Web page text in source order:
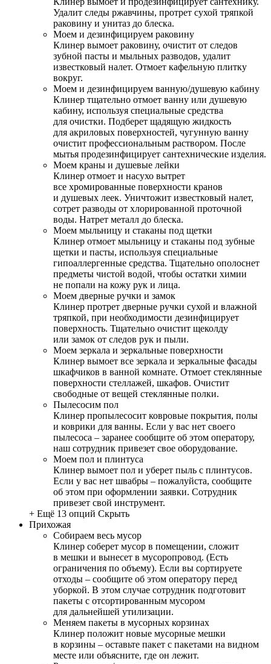
Удалит следы ржавчины, протрет сухой тряпкой
раковину и унитаз до блеска.
Моем и дезинфицируем раковину
Клинер вымоет раковину, очистит от следов
зубной пасты и мыльных разводов, удалит
известковый налет. Отмоет кафельную плитку
вокруг.
Моем и дезинфицируем ванную/душевую кабину
Клинер тщательно отмоет ванну или душевую
кабину, используя специальные средства
для очистки. Подберет щадящую жидкость
для акриловых поверхностей, чугунную ванну
очистит профессиональным раствором. После
мытья продезинфицирует сантехнические изделия.
Моем краны и душевые лейки
Клинер отмоет и насухо вытрет
все хромированные поверхности кранов
и душевых леек. Уничтожит известковый налет,
сотрет разводы от хлорированной проточной
воды. Натрет металл до блеска.
Моем мыльницу и стаканы под щетки
Клинер отмоет мыльницу и стаканы под зубные
щетки и пасты, используя специальные
гипоаллергенные средства. Тщательно ополоснет
предметы чистой водой, чтобы остатки химии
не попали на кожу рук и лица.
Моем дверные ручки и замок
Клинер протрет дверные ручки сухой и влажной
тряпкой, при необходимости дезинфицирует
поверхность. Тщательно очистит щеколду
или замок от следов рук и пыли.
Моем зеркала и зеркальные поверхности
Клинер вымоет все зеркала и зеркальные фасады
шкафчиков в ванной комнате. Отмоет стеклянные
поверхности стеллажей, шкафов. Очистит
свободные от вещей стеклянные полки.
Пылесосим пол
Клинер пропылесосит ковровые покрытия, полы
и коврики для ванны. Если у вас нет своего
пылесоса – заранее сообщите об этом оператору,
наш сотрудник привезет свое оборудование.
Моем пол и плинтуса
Клинер вымоет пол и уберет пыль с плинтусов.
Если у вас нет швабры – пожалуйста, сообщите
об этом при оформлении заявки. Сотрудник
привезет свой инструмент.
+ Ещё 13 опций Скрыть
Прихожая
Собираем весь мусор
Клинер соберет мусор в помещении, сложит
в мешки и вынесет в мусоропровод. (Есть
ограничения по объему). Если вы сортируете
отходы – сообщите об этом оператору перед
уборкой. В этом случае сотрудник подготовит
пакеты с отсортированным мусором
для дальнейшей утилизации.
Меняем пакеты в мусорных корзинах
Клинер положит новые мусорные мешки
в корзины – оставьте пакет с пакетами на видном
месте или объясните, где он лежит.